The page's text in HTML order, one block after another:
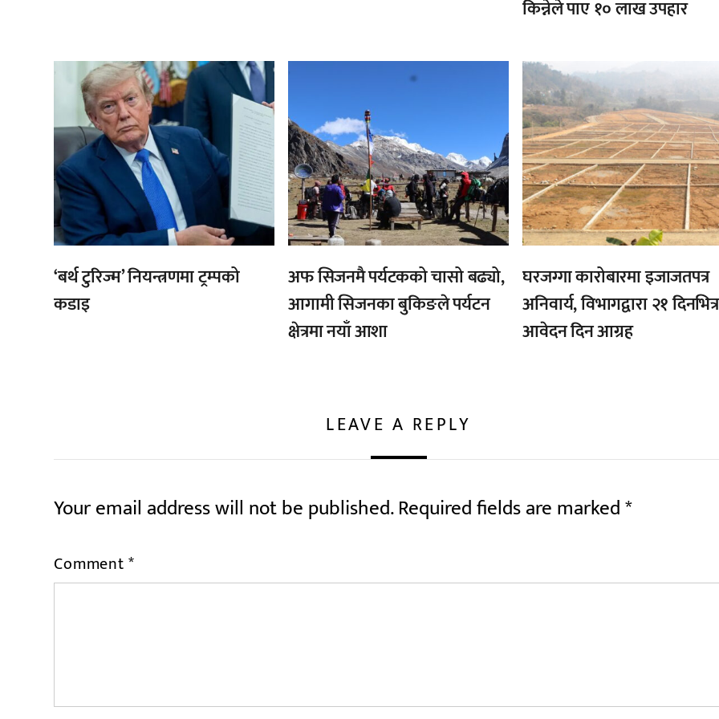
किन्नेले पाए १० लाख उपहार
‘बर्थ टुरिज्म’ नियन्त्रणमा ट्रम्पको
कडाइ
अफ सिजनमै पर्यटकको चासो बढ्यो,
आगामी सिजनका बुकिङले पर्यटन
क्षेत्रमा नयाँ आशा
,
घरजग्गा कारोबारमा इजाजतपत्र
अनिवार्य, विभागद्वारा २१ दिनभित्र
आवेदन दिन आग्रह
LEAVE A REPLY
Your email address will not be published.Required fields are marked*
Comment*